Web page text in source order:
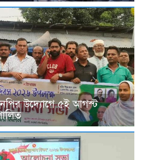
উদ্যোগে ৫ই আগস্ট